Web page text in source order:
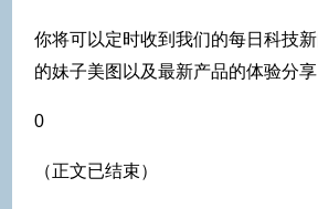
你将可以定时收到我们的每日科技
的妹子美图以及最新产品的体验分享
0
（正文已结束）